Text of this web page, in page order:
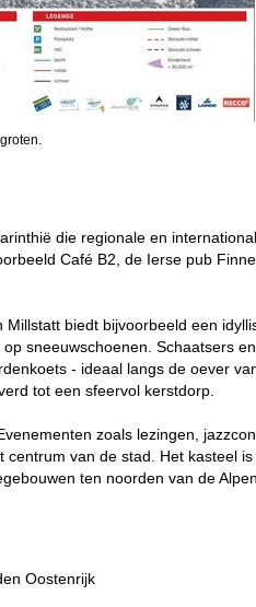
die regionale en
Café B2, de Ierse pub
biedt bijvoorbeeld een
sneeuwschoenen. Schaatsers
- ideaal langs de oever
tot een sfeervol kerstdorp.
zoals lezingen,
van de stad. Het kasteel
ten noorden van de Alpen.
Oostenrijk